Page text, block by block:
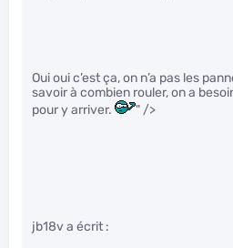
Oui oui c’est ça, on n’a pas les
savoir à combien rouler, on a
pour y arriver.
" />
jb18v a écrit :